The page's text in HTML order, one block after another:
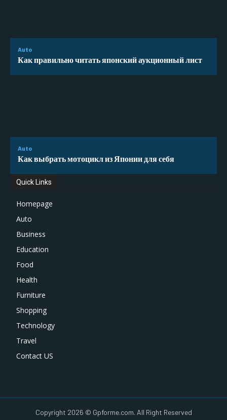
Auto
Как правильно читать японский аукционный лист
Auto
Как выбрать мотоцикл из Японии для себя
Quick Links
Homepage
Auto
Business
Education
Food
Health
Furniture
Shopping
Technology
Travel
Contact US
Copyright 2026 © Gpforme.com. All Right Reserved